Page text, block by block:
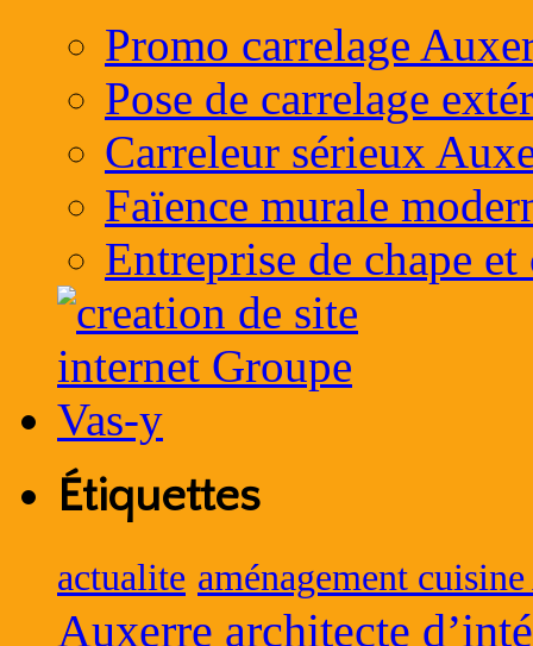
Promo carrelage
Pose de carrelage
Carreleur sérieux
Faïence murale
Entreprise de chape
Étiquettes
actualite aménagement
Auxerre architecte